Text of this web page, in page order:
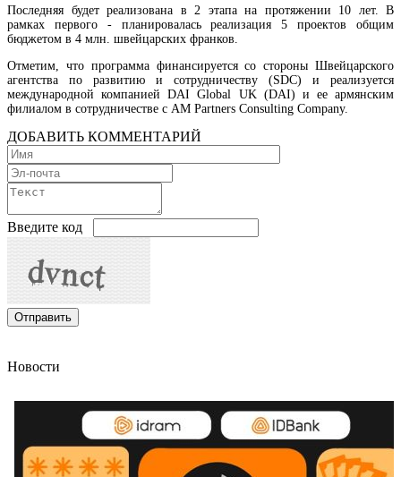
Во внешней торговле Армении доля ЕС растет, а ЕАЭС сокращается
Последняя будет реализована в 2 этапа на протяжении 10 лет. В
рамках первого - планировалась реализация 5 проектов общим
бюджетом в 4 млн. швейцарских франков.
Отметим, что программа финансируется со стороны Швейцарского
агентства по развитию и сотрудничеству (SDC) и реализуется
международной компанией DAI Global UK (DAI) и ее армянским
филиалом в сотрудничестве с AM Partners Consulting Company.
ДОБАВИТЬ КОММЕНТАРИЙ
Введите код
Новости